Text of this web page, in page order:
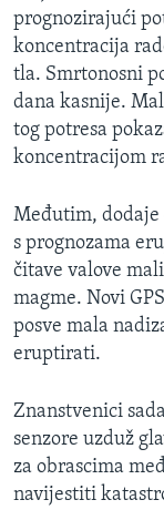
prognozirajući
koncentracija
tla. Smrtonosni
dana kasnije.
tog potresa
koncentracijom
Međutim, dodaje
s prognozama
čitave valove
magme. Novi
posve mala
eruptirati.
Znanstvenici
senzore uzduž
za obrascima
navijestiti